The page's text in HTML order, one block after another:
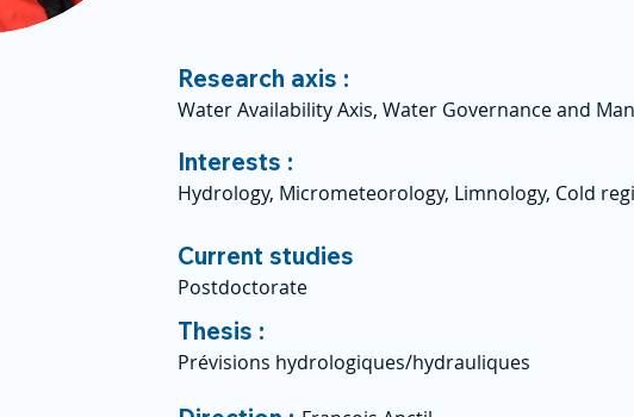
Research axis :
Water Availability Axis, Water Governance and
Interests :
Hydrology, Micrometeorology, Limnology, Cold
Current studies
Postdoctorate
Thesis :
Prévisions hydrologiques/hydrauliques